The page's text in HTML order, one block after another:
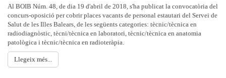
Al BOIB Núm. 48, de dia 19 d'abril de 2018, s'ha publicat la convocatòria del
concurs-oposició per cobrir places vacants de personal estautari del Servei de
Salut de les Illes Balears, de les següents categories: tècnic/tècnica en
radiodiagnòstic, tècni/tècnica en laboratori, tècnic/tècnica en anatomia
patològica i tècnic/tècnica en radioteràpia.
Llegeix més...